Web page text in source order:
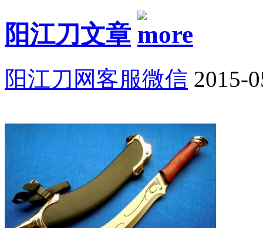
阳江刀文章
阳江刀网客服微信 2015-